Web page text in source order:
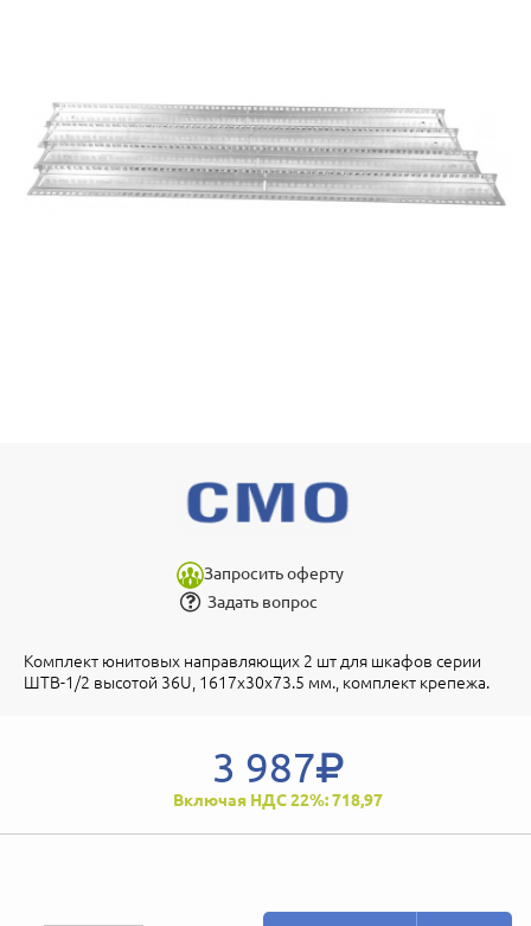
Запросить оферту
Задать вопрос
Комплект юнитовых направляющих 2 шт для шкафов серии
ШТВ-1/2 высотой 36U, 1617х30х73.5 мм., комплект крепежа.
3 987
Включая НДС 22%: 718,97